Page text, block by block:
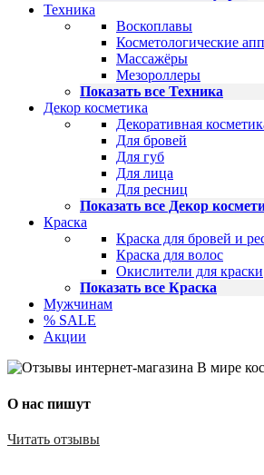
Техника
Воскоплавы
Косметологические
Массажёры
Мезороллеры
Показать все Техника
Декор косметика
Декоративная
Для бровей
Для губ
Для лица
Для ресниц
Показать все Декор
Краска
Краска для бровей и
Краска для волос
Окислители для краски
Показать все Краска
Мужчинам
% SALE
Акции
О нас пишут
Читать отзывы